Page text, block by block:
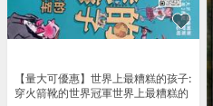
【量大可優惠】世界上最糟糕的孩子:
穿火箭靴的世界冠軍世界上最糟糕的